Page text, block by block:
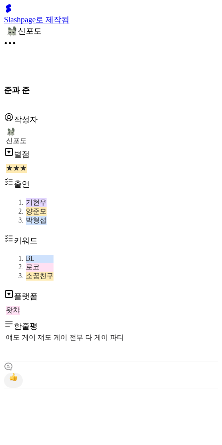
Slashpage로 제작됨
신포도
준과 준
작성자
신포도
별점
★★★
출연
기현우
양준모
박형섭
키워드
BL
로코
소꿉친구
플랫폼
왓챠
한줄평
얘도 게이 쟤도 게이 전부 다 게이 파티